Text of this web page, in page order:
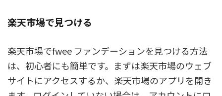
楽天市場で見つける
楽天市場でfwee ファンデーションを見つける方法
は、初心者にも簡単です。まずは楽天市場のウェブ
サイトにアクセスするか、楽天市場のアプリを開き